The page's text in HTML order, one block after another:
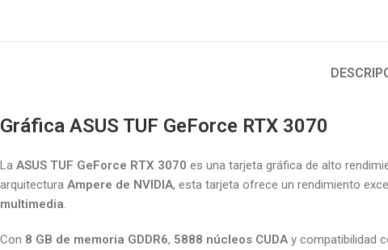
Gráfica ASUS TUF GeForce RTX 3070
La ASUS TUF GeForce RTX 3070 es una tarjeta gráfica de alto
arquitectura Ampere de NVIDIA, esta tarjeta ofrece un rendimiento
multimedia.
Con 8 GB de memoria GDDR6, 5888 núcleos CUDA y compatibilidad